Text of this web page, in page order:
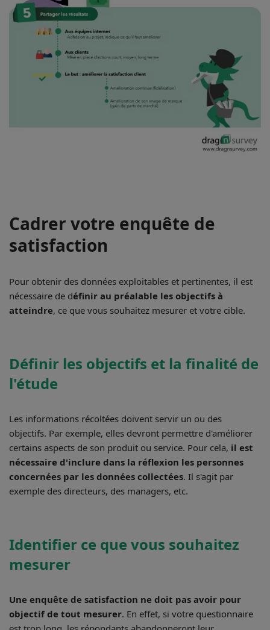
Cadrer votre enquête de
satisfaction
Pour obtenir des données exploitables et pertinentes, il est
nécessaire de définir au préalable les objectifs à
atteindre, ce que vous souhaitez mesurer et votre cible.
Définir les objectifs et la finalité de
l'étude
Les informations récoltées doivent servir un ou des
objectifs. Par exemple, elles devront permettre d'améliorer
certains aspects de son produit ou service. Pour cela, il est
nécessaire d'inclure dans la réflexion les personnes
concernées par les données collectées. Il s'agit par
exemple des directeurs, des managers, etc.
Identifier ce que vous souhaitez
mesurer
Une enquête de satisfaction ne doit pas avoir pour
objectif de tout mesurer. En effet, si votre questionnaire